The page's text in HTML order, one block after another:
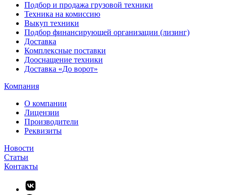
Подбор и продажа грузовой техники
Техника на комиссию
Выкуп техники
Подбор финансирующей организации (лизинг)
Доставка
Комплексные поставки
Дооснащение техники
Доставка «До ворот»
Компания
О компании
Лицензии
Производители
Реквизиты
Новости
Статьи
Контакты